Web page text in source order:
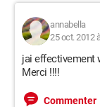
annabella
25 oct. 2012
jai effectivement
Merci !!!!
Commenter